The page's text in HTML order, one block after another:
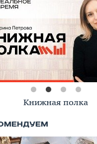
Книжная полка